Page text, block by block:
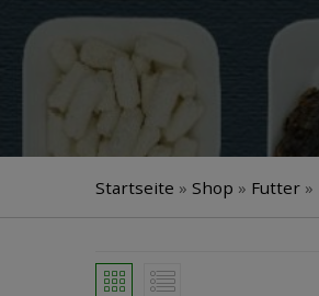
Startseite » Shop » Futter »